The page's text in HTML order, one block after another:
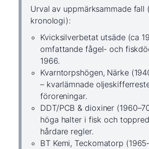
Urval av uppmärksammade fall
kronologi):
Kvicksilverbetat utsäde (ca
omfattande fågel- och
1966.
Kvarntorpshögen, Närke
– kvarlämnade
föroreningar.
DDT/PCB & dioxiner
höga halter i fisk och
hårdare regler.
BT Kemi, Teckomatorp